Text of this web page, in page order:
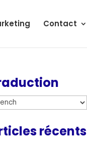
Contact
récents